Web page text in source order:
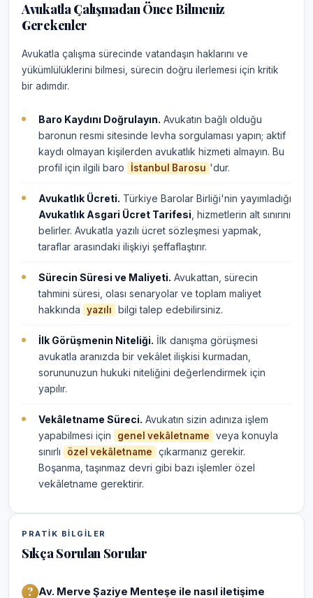
Avukatla Çalışmadan Önce Bilmeniz
Gerekenler
Avukatla çalışma sürecinde vatandaşın haklarını ve
yükümlülüklerini bilmesi, sürecin doğru ilerlemesi için kritik
bir adımdır.
Baro Kaydını Doğrulayın. Avukatın bağlı olduğu
baronun resmi sitesinde levha sorgulaması yapın; aktif
kaydı olmayan kişilerden avukatlık hizmeti almayın. Bu
profil için ilgili baro
İstanbul Barosu 'dur.
Avukatlık Ücreti. Türkiye Barolar Birliği'nin yayımladığı
Avukatlık Asgari Ücret Tarifesi , hizmetlerin alt sınırını
belirler. Avukatla yazılı ücret sözleşmesi yapmak,
taraflar arasındaki ilişkiyi şeffaflaştırır.
Sürecin Süresi ve Maliyeti. Avukattan, sürecin
tahmini süresi, olası senaryolar ve toplam maliyet
hakkında
yazılı bilgi talep edebilirsiniz.
İlk Görüşmenin Niteliği. İlk danışma görüşmesi
avukatla aranızda bir vekâlet ilişkisi kurmadan,
sorununuzun hukuki niteliğini değerlendirmek için
yapılır.
Vekâletname Süreci. Avukatın sizin adınıza işlem
yapabilmesi için
genel vekâletname
veya konuyla
sınırlı
özel vekâletname
çıkarmanız gerekir.
Boşanma, taşınmaz devri gibi bazı işlemler özel
vekâletname gerektirir.
PRATIK BILGILER
Sıkça Sorulan Sorular
Av. Merve Şaziye Menteşe ile nasıl iletişime